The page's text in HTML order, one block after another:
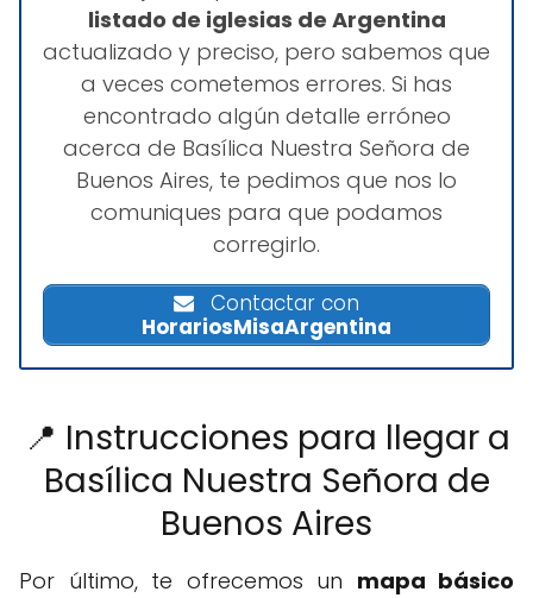
listado de iglesias de Argentina
actualizado y preciso, pero sabemos que
a veces cometemos errores. Si has
encontrado algún detalle erróneo
acerca de Basílica Nuestra Señora de
Buenos Aires, te pedimos que nos lo
comuniques para que podamos
corregirlo.
Contactar con
HorariosMisaArgentina
📍 Instrucciones para llegar a
Basílica Nuestra Señora de
Buenos Aires
Por último, te ofrecemos un mapa básico